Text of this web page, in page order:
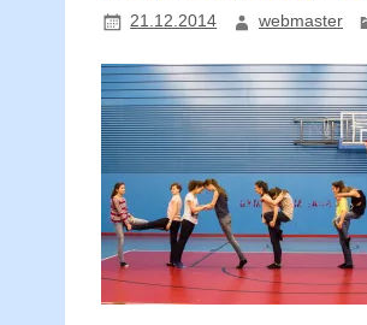
21.12.2014 webmaster